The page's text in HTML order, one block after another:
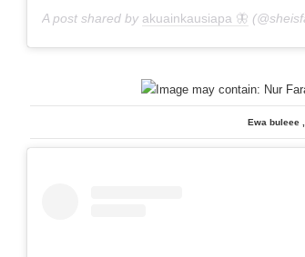
A post shared by akuainkausiapa 🦋
Ewa buleee ,